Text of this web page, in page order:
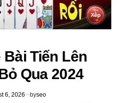
Kỹ
Năng
Bạn
Bài Tiến Lên
Qua 2024
6, 2026 byseo